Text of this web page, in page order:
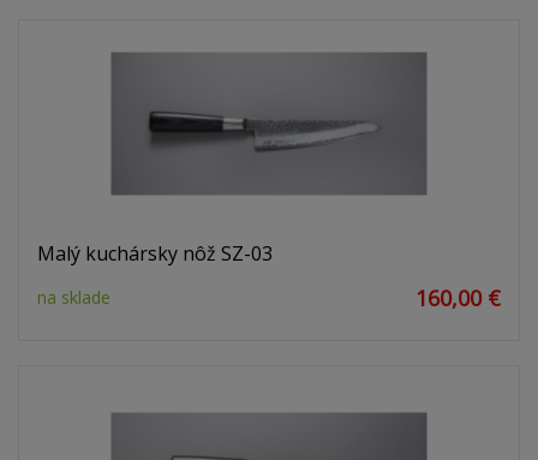
Malý kuchársky nôž SZ-03
na sklade 160,00 €